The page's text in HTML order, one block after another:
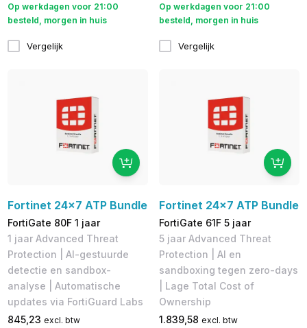
Op werkdagen voor 21:00
besteld, morgen in huis
Vergelijk
Op werkdagen voor 21:00
besteld, morgen in huis
Vergelijk
Fortinet 24x7 ATP Bundle
FortiGate 80F 1 jaar
1 jaar Advanced Threat
Protection | AI-gestuurde
detectie en sandbox-
analyse | Automatische
updates via FortiGuard Labs
845,23 excl. btw
Fortinet 24x7 ATP Bundle
FortiGate 61F 5 jaar
5 jaar Advanced Threat
Protection | AI en
sandboxing tegen zero-days
| Lage Total Cost of
Ownership
1.839,58 excl. btw